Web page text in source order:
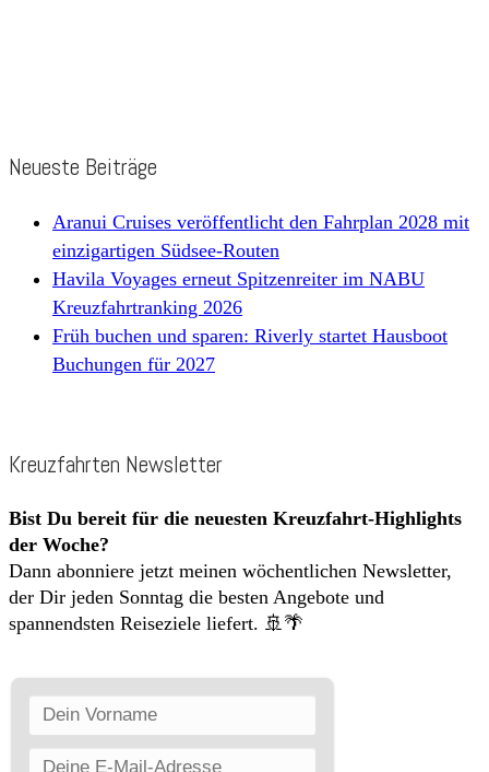
Neueste Beiträge
Aranui Cruises veröffentlicht den Fahrplan 2028 mit
einzigartigen Südsee-Routen
Havila Voyages erneut Spitzenreiter im NABU
Kreuzfahrtranking 2026
Früh buchen und sparen: Riverly startet Hausboot
Buchungen für 2027
Kreuzfahrten Newsletter
Bist Du bereit für die neuesten Kreuzfahrt-Highlights
der Woche?
Dann abonniere jetzt meinen wöchentlichen Newsletter,
der Dir jeden Sonntag die besten Angebote und
spannendsten Reiseziele liefert. 🚢🌴